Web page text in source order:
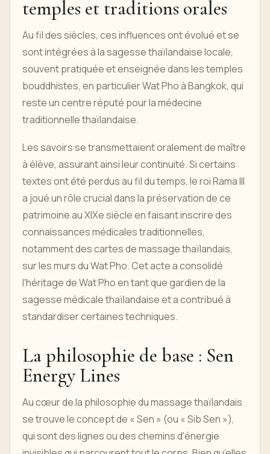
temples et traditions orales
Au fil des siècles, ces influences ont évolué et se
sont intégrées à la sagesse thaïlandaise locale,
souvent pratiquée et enseignée dans les temples
bouddhistes, en particulier Wat Pho à Bangkok, qui
reste un centre réputé pour la médecine
traditionnelle thaïlandaise.
Les savoirs se transmettaient oralement de maître
à élève, assurant ainsi leur continuité. Si certains
textes ont été perdus au fil du temps, le roi Rama III
a joué un rôle crucial dans la préservation de ce
patrimoine au XIXe siècle en faisant inscrire des
connaissances médicales traditionnelles,
notamment des cartes de massage thaïlandais,
sur les murs du Wat Pho. Cet acte a consolidé
l'héritage de Wat Pho en tant que gardien de la
sagesse médicale thaïlandaise et a contribué à
standardiser certaines techniques.
La philosophie de base : Sen
Energy Lines
Au cœur de la philosophie du massage thaïlandais
se trouve le concept de « Sen » (ou « Sib Sen »),
qui sont des lignes ou des chemins d'énergie